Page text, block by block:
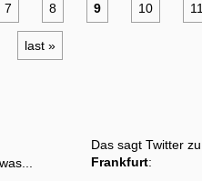
7 8 9 10 11
last »
Das sagt Twitter zu
Frankfurt: